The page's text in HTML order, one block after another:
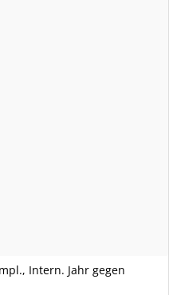
Intern. Jahr gegen